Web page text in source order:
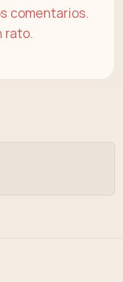
comentarios.
rato.